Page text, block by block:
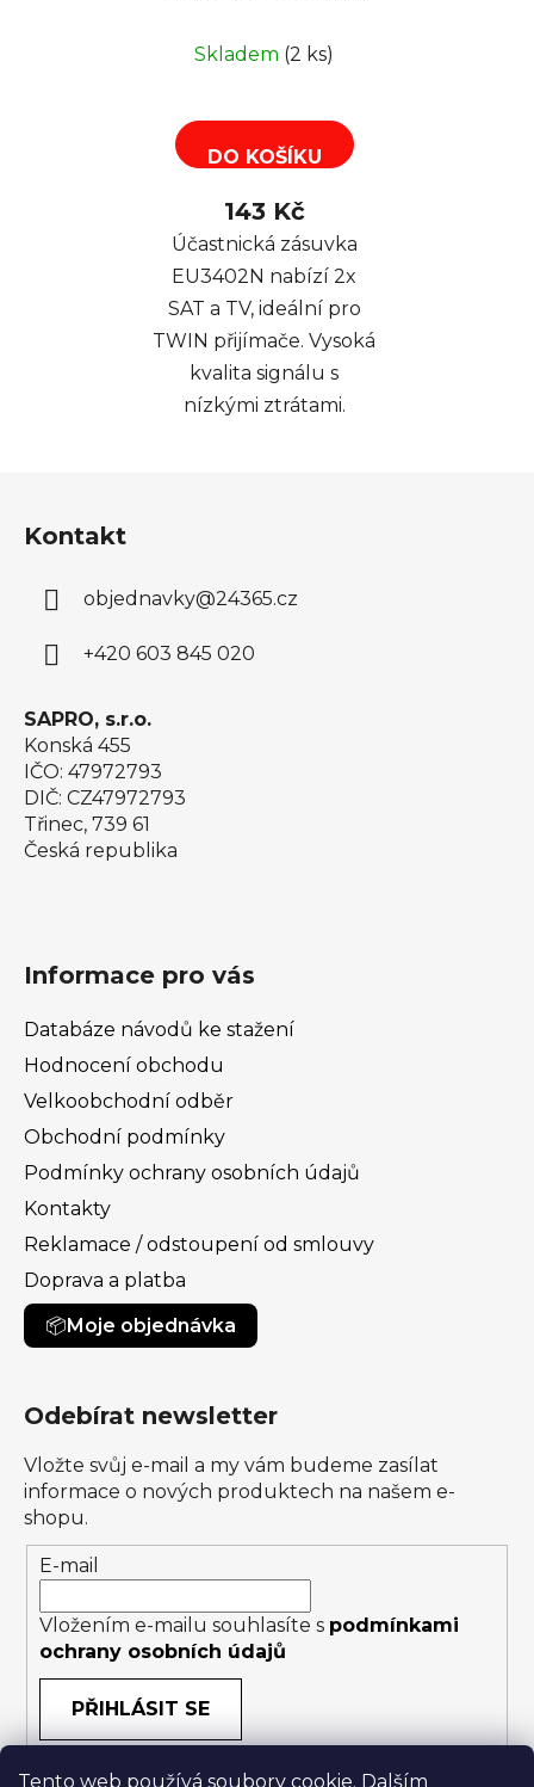
Tento web používá soubory cookie. Dalším
Skladem (2 ks)
DO KOŠÍKU
143 Kč
Účastnická zásuvka
EU3402N nabízí 2x
SAT a TV, ideální pro
TWIN přijímače. Vysoká
kvalita signálu s
nízkými ztrátami.
Kontakt
objednavky@24365.cz
+420 603 845 020
SAPRO, s.r.o.
Konská 455
IČO: 47972793
DIČ: CZ47972793
Třinec, 739 61
Česká republika
Informace pro vás
Databáze návodů ke stažení
Hodnocení obchodu
Velkoobchodní odběr
Obchodní podmínky
Podmínky ochrany osobních údajů
Kontakty
Reklamace / odstoupení od smlouvy
Doprava a platba
Moje objednávka
Odebírat newsletter
Vložte svůj e-mail a my vám budeme zasílat
informace o nových produktech na našem e-
shopu.
E-mail
Vložením e-mailu souhlasíte s podmínkami
ochrany osobních údajů
PŘIHLÁSIT SE